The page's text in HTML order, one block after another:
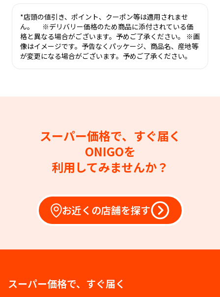
*店頭の値引き、ポイント、クーポン等は適用されませ
ん。 ※デリバリー価格のため商品に添付されている価
格と異なる場合がございます。予めご了承ください。 ※画
像はイメージです。予告なくパッケージ、商品名、産地等
が変更になる場合がございます。予めご了承ください。
スーパー価格で、すぐ届く
ONIGOを
利用してみませんか？
お近くの店舗を探す
スーパー価格で、すぐ届く